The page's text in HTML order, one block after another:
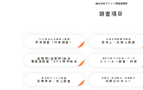
株式会社アイシン探偵事務所
調査項目
1000件以上の経験と実績
浮気調査（行動調査）
万全な情報網を駆使
家出人・失踪人調査
盗聴器(盗撮器)発見
電磁波調査・GPS器材発見
状況に応じた対応ノウハウ
ストーカー調査・対策
取引前にリスク回避
企業信用・法人調査
弁護士/司法書士/行政書士
弁護士の方々へ